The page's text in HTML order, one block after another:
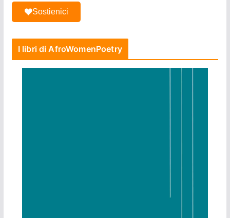
Sostienici
I libri di AfroWomenPoetry